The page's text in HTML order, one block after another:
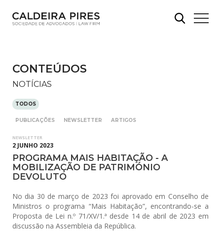
CONTEÚDOS
NOTÍCIAS
TODOS
PUBLICAÇÕES NEWSLETTER ARTIGOS
NEWSLETTER
2 JUNHO 2023
PROGRAMA MAIS HABITAÇÃO - A
MOBILIZAÇÃO DE PATRIMÓNIO
DEVOLUTO
No dia 30 de março de 2023 foi aprovado em Conselho de
Ministros o programa “Mais Habitação”, encontrando-se a
Proposta de Lei n.º 71/XV/1.ª desde 14 de abril de 2023 em
discussão na Assembleia da República.